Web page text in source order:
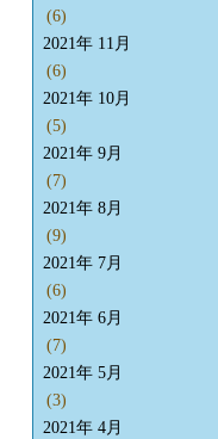
(6)
2021年 11月
(6)
2021年 10月
(5)
2021年 9月
(7)
2021年 8月
(9)
2021年 7月
(6)
2021年 6月
(7)
2021年 5月
(3)
2021年 4月